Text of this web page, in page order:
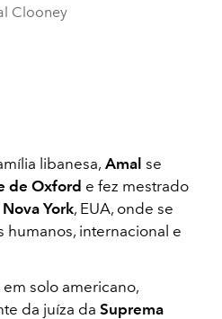
Clooney
libanesa, Amal se
de Oxford e fez mestrado
York, EUA, onde se
internacional e
solo americano,
da juíza da Suprema